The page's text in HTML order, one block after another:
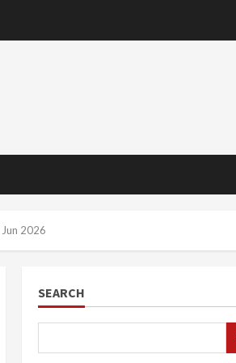
2026
SEARCH